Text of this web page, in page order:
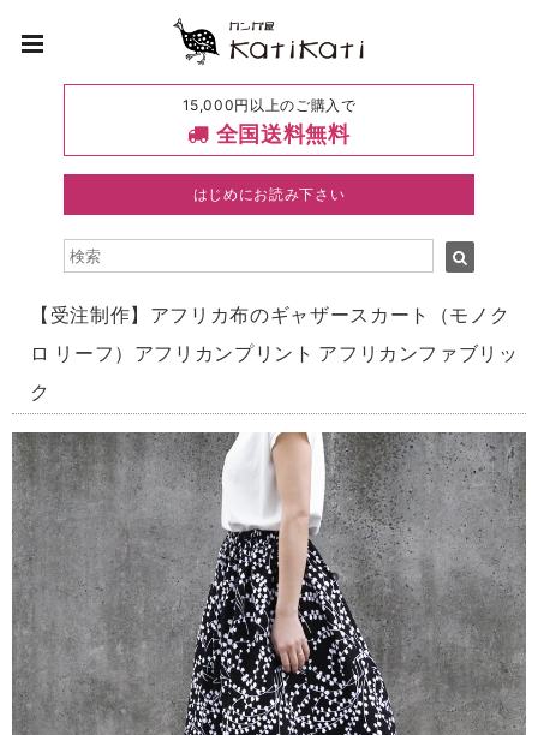
15,000円以上のご購入で
全国送料無料
はじめにお読み下さい
【受注制作】アフリカ布のギャザースカート（モノク
ロ リーフ）アフリカンプリント アフリカンファブリッ
ク